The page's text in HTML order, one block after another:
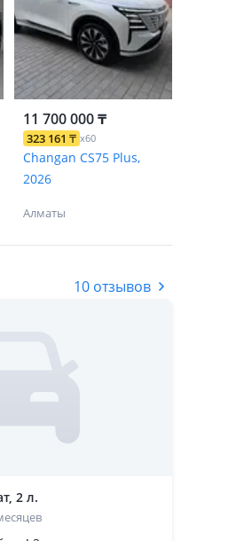
11 700 000 ₸
323 161 ₸ x60
Changan CS75 Plus,
2026
Алматы
10 отзывов
2 л.